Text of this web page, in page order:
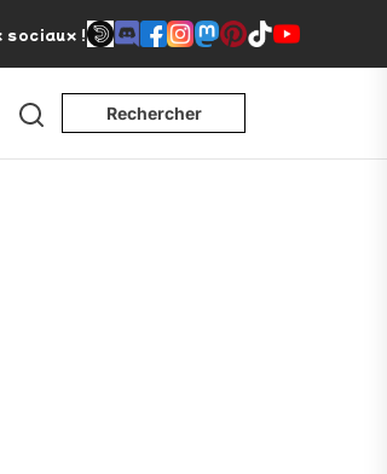
sociaux !
Search Rechercher